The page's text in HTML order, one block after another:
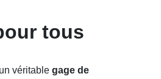
tous
véritable gage de